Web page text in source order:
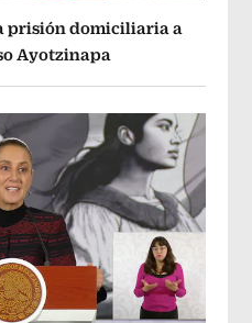
prisión domiciliaria a
Ayotzinapa